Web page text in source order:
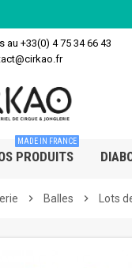
au +33(0) 4 75 34 66 43
PRODUITS
MADE IN FRANCE
chevron_right Balles chevron_right Lots